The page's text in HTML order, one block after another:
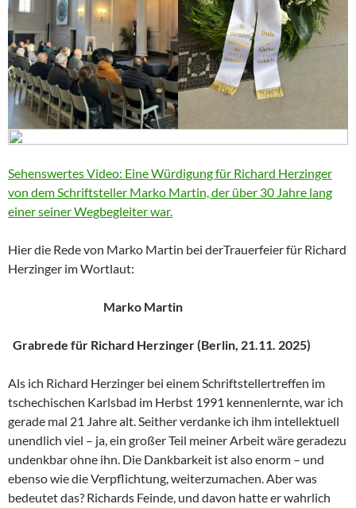
Sehenswertes Video: Eine Würdigung für Richard Herzinger
von dem Schriftsteller Marko Martin, der über 30 Jahre lang
einer seiner Wegbegleiter war.
Hier die Rede von Marko Martin bei derTrauerfeier für Richard
Herzinger im Wortlaut:
Marko Martin
Grabrede für Richard Herzinger (Berlin, 21.11. 2025)
Als ich Richard Herzinger bei einem Schriftstellertreffen im
tschechischen Karlsbad im Herbst 1991 kennenlernte, war ich
gerade mal 21 Jahre alt. Seither verdanke ich ihm intellektuell
unendlich viel – ja, ein großer Teil meiner Arbeit wäre geradezu
undenkbar ohne ihn. Die Dankbarkeit ist also enorm – und
ebenso wie die Verpflichtung, weiterzumachen. Aber was
bedeutet das? Richards Feinde, und davon hatte er wahrlich